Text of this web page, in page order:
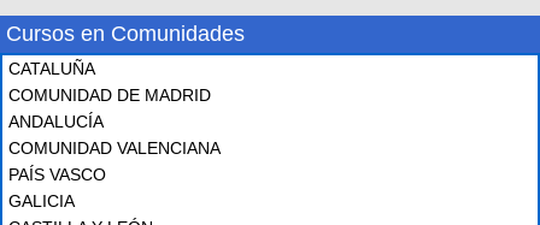
Cursos en Comunidades
CATALUÑA
COMUNIDAD DE MADRID
ANDALUCÍA
COMUNIDAD VALENCIANA
PAÍS VASCO
GALICIA